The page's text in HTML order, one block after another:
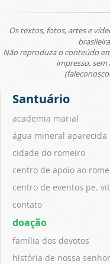
Os textos, fotos, artes e
Não reproduza o conteúdo
impresso, sem
Santuário
academia marial
água mineral aparecida
cidade do romeiro
centro de apoio ao
centro de eventos pe.
contato
doação
família dos devotos
história de nossa